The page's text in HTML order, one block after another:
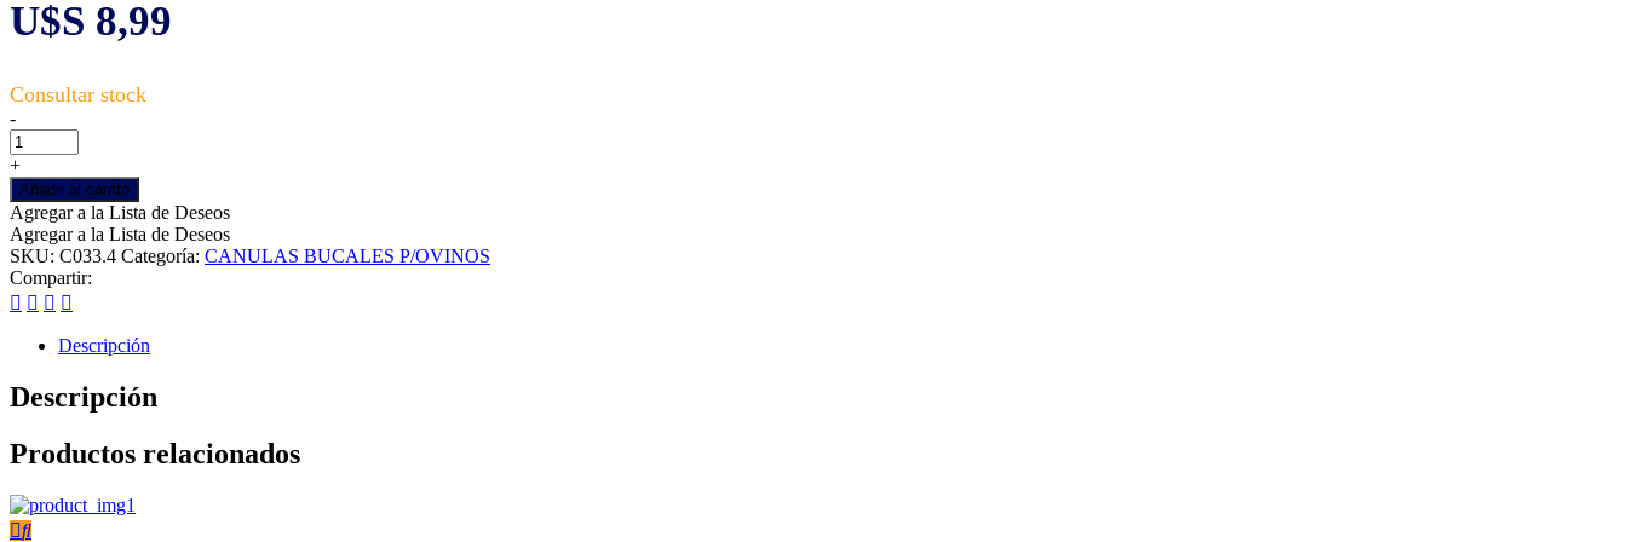
U$S 8,99
Canula
con
oliva
lanar,
adapta
cono
luer-
lock
cantidad
-
+
Añadir al carrito
Agregar a la Lista de Deseos
Agregar a la Lista de Deseos
SKU: C033.4 Categoría: CANULAS BUCALES P/OVINOS
Compartir:
Descripción
Descripción
Productos relacionados